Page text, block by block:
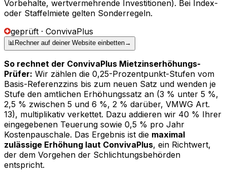
Vorbehalte, wertvermehrende Investitionen). Bei Index-
oder Staffelmiete gelten Sonderregeln.
geprüft · ConvivaPlus
📊 Rechner auf deiner Website einbetten→
So rechnet der ConvivaPlus Mietzinserhöhungs-
Prüfer: Wir zählen die 0,25-Prozentpunkt-Stufen vom
Basis-Referenzzins bis zum neuen Satz und wenden je
Stufe den amtlichen Erhöhungssatz an (3 % unter 5 %,
2,5 % zwischen 5 und 6 %, 2 % darüber, VMWG Art.
13), multiplikativ verkettet. Dazu addieren wir 40 % Ihrer
eingegebenen Teuerung sowie 0,5 % pro Jahr
Kostenpauschale. Das Ergebnis ist die maximal
zulässige Erhöhung laut ConvivaPlus, ein Richtwert,
der dem Vorgehen der Schlichtungsbehörden
entspricht.